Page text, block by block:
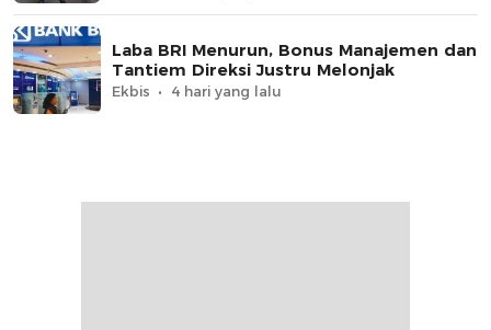
Laba BRI Menurun, Bonus Manajemen dan
Tantiem Direksi Justru Melonjak
Ekbis 4 hari yang lalu